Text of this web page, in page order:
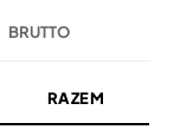
BRUTTO
RAZEM